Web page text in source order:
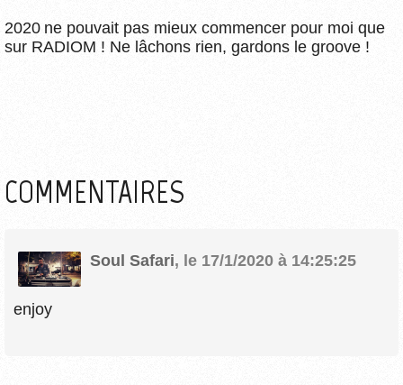
2020 ne pouvait pas mieux commencer pour moi que
sur RADIOM ! Ne lâchons rien, gardons le groove !
COMMENTAIRES
Soul Safari, le 17/1/2020 à 14:25:25
enjoy